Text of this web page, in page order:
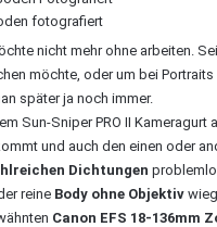
fotografiert
nicht mehr ohne arbeiten.
möchte, oder um bei
später ja noch immer.
Sun-Sniper PRO II Kameragurt
und auch den einen oder
Dichtungen
reine Body ohne Objektiv
Canon EFS 18-136mm